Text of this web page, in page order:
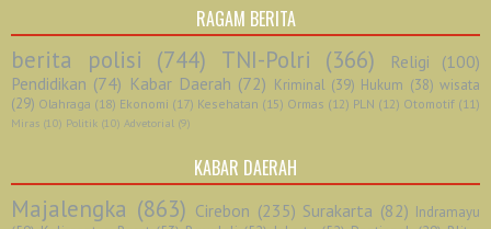
RAGAM BERITA
berita polisi (744) TNI-Polri (366) Religi
(100)
Pendidikan (74) Kabar Daerah (72) Kriminal (39) Hukum (38) wisata
(29) Olahraga (18) Ekonomi (17) Kesehatan (15) Ormas (12) PLN (12) Otomotif (11)
Miras (10) Politik (10) Advetorial (9)
KABAR DAERAH
Majalengka (863) Cirebon (235) Surakarta (82) Indramayu